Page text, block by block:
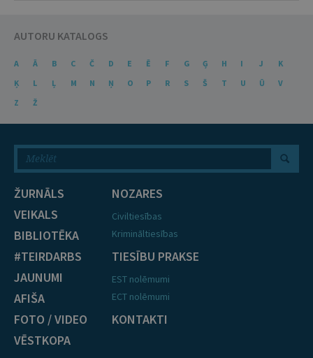
AUTORU KATALOGS
A Ā B C Č D E Ē F G Ģ H I J
K
Ķ
L Ļ M N Ņ O P R S Š T U Ū
V
Z
Ž
ŽURNĀLS
VEIKALS
BIBLIOTĒKA
#TEIRDARBS
JAUNUMI
AFIŠA
FOTO / VIDEO
VĒSTKOPA
NOZARES
Civiltiesības
Krimināltiesības
TIESĪBU PRAKSE
EST nolēmumi
ECT nolēmumi
KONTAKTI